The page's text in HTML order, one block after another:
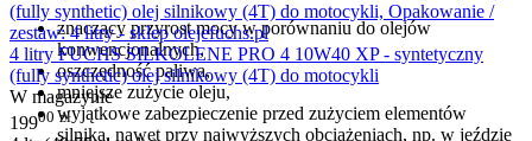
znaczący przyrost mocy w porównaniu do olejów
konwencjonalnych,
oszczędność paliwa,
mniejsze zużycie oleju,
wyjątkowe zabezpieczenie przed zużyciem elementów
silnika, nawet przy najwyższych obciążeniach, np. w jeździe
4 litry FUCHS SILKOLENE PRO 4 10W40 XP - syntetyczny
(fully synthetic) olej silnikowy (4T) do motocykli
W magazynie
19900 zł